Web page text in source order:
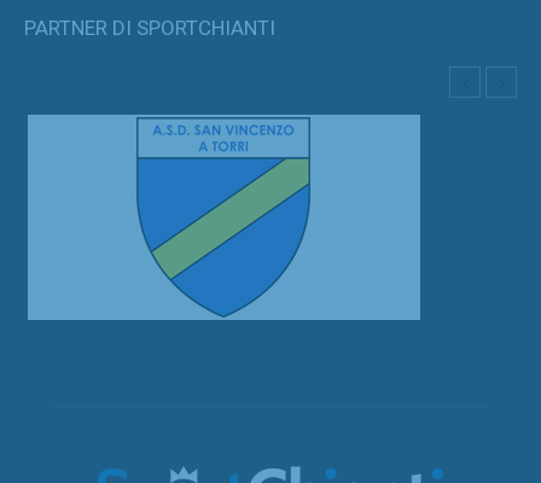
PARTNER DI SPORTCHIANTI